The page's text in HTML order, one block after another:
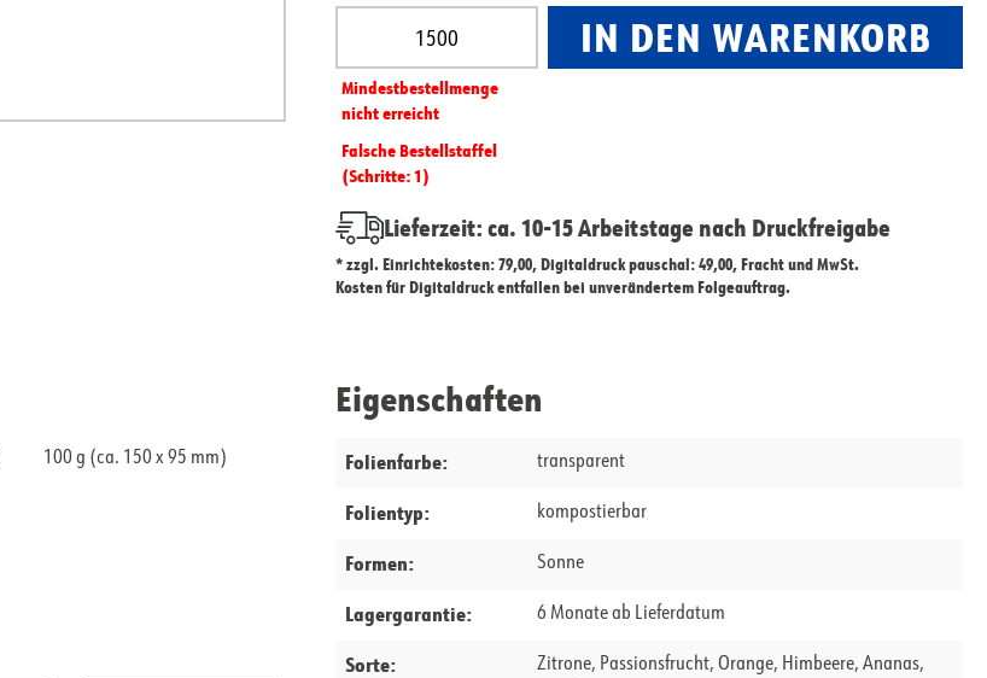
Produkt Anzahl: Gib den gewünschten Wert ein oder
Mindest­­bestell­­menge
nicht erreicht
Falsche Bestellstaffel
(Schritte: 1)
IN DEN WARENKORB
Lieferzeit: ca. 10-15 Arbeitstage nach Druckfreigabe
* zzgl. Einrichtekosten: 79,00, Digitaldruck pauschal: 49,00, Fracht und MwSt.
Kosten für Digitaldruck entfallen bei unverändertem Folgeauftrag.
100 g (ca. 150 x 95 mm)
Eigenschaften
Folienfarbe: transparent
Folientyp: kompostierbar
Formen: Sonne
Lagergarantie: 6 Monate ab Lieferdatum
Sorte:
Zitrone, Passionsfrucht, Orange, Himbeere, Ananas,